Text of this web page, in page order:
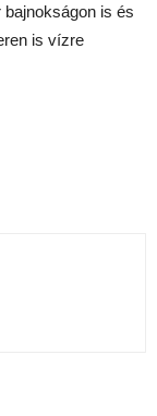
is és
is vízre